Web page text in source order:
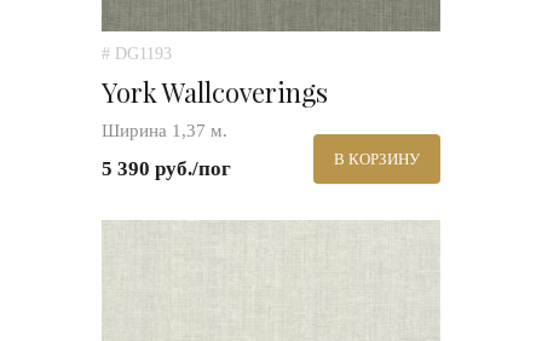
# DG1193
York Wallcoverings
Ширина 1,37 м.
5 390 руб./пог В КОРЗИНУ